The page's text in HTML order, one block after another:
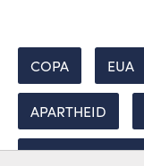
COPA EUA
APARTHEID
IMPERIALISMOS